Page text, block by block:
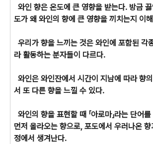
와인 향은 온도에 큰 영향을 받는다. 방금
도가 왜 와인의 향에 큰 영향을 끼치는지 이
우리가 향을 느끼는 것은 와인에 포함된 각
라 활동하는 분자들이 다르다.
와인은 와인잔에서 시간이 지남에 따라 향
서 또 다른 향을 느낄 수 있다.
와인의 향을 표현할 때 「아로마」라는 단
먼저 올라오는 향으로, 포도에서 우러나온
정에서 생겨난다.